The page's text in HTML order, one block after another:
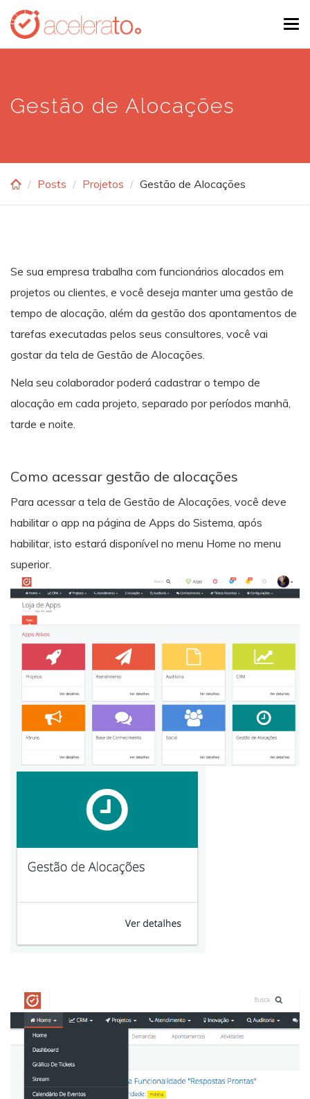
Skip
main
Gestão de Alocações
Posts Projetos Gestão de Alocações
Se sua empresa trabalha com funcionários alocados em
projetos ou clientes, e você deseja manter uma gestão de
tempo de alocação, além da gestão dos apontamentos de
tarefas executadas pelos seus consultores, você vai
gostar da tela de Gestão de Alocações.
Nela seu colaborador poderá cadastrar o tempo de
alocação em cada projeto, separado por períodos manhã,
tarde e noite.
Como acessar gestão de alocações
Para acessar a tela de Gestão de Alocações, você deve
habilitar o app na página de Apps do Sistema, após
habilitar, isto estará disponível no menu Home no menu
superior.